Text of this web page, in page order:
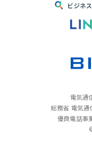
ビジネ
電気通
総務省 電気
優良電話事